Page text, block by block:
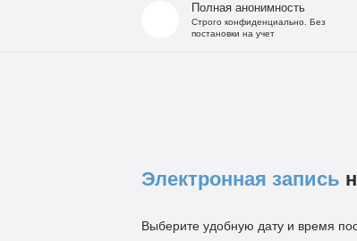
Полная анонимность
Строго конфиденциально. Без
постановки на учет
Электронная запись
Выберите удобную дату и время